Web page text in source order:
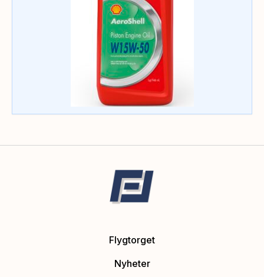
Flygtorget
Nyheter